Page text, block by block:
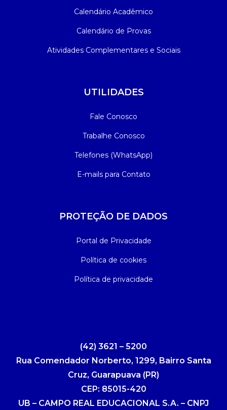
Calendário Acadêmico
Calendário de Provas
Atividades Complementares e Sociais
UTILIDADES
Fale Conosco
Trabalhe Conosco
Telefones (WhatsApp)
E-mails para Contato
PROTEÇÃO DE DADOS
Portal de Privacidade
Política de cookies
Política de privacidade
(42) 3621 – 5200
Rua Comendador Norberto, 1299, Bairro Santa
Cruz, Guarapuava (PR)
CEP: 85015-420
UB – CAMPO REAL EDUCACIONAL S.A. – CNPJ